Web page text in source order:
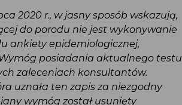
2020 r., w jasny sposób wskazują,
do porodu nie jest wykonywanie
ankiety epidemiologicznej,
posiadania aktualnego testu
zaleceniach konsultantów.
uznała ten zapis za niezgodny
wymóg został usunięty